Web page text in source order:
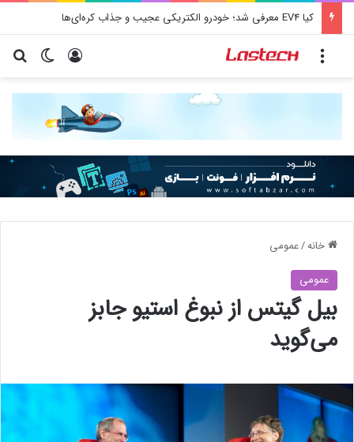
کیا EV4 معرفی شد؛ خودرو الکتریکی عجیب و جذاب کره‌ای‌ها
تغییر ورود
خانه/عمومی
عمومی
بیل گیتس از نبوغ استیو جابز
می‌گوید